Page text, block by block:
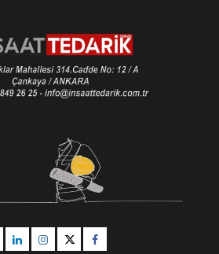
Linkedinİnstagram
TwitterFacebook